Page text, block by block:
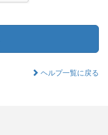
ヘルプ一覧に戻る